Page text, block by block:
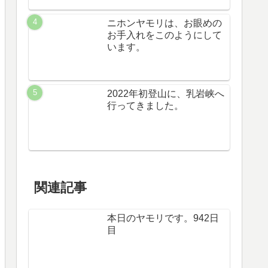
ニホンヤモリは、お眼めの
お手入れをこのようにして
います。
2022年初登山に、乳岩峡へ
行ってきました。
関連記事
本日のヤモリです。942日
目